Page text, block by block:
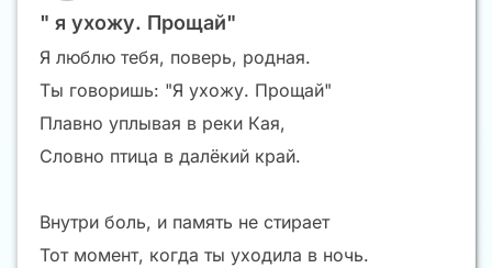
" я ухожу. Прощай"
Я люблю тебя, поверь, родная.
Ты говоришь: "Я ухожу. Прощай"
Плавно уплывая в реки Кая,
Словно птица в далёкий край.
Внутри боль, и память не стирает
Тот момент, когда ты уходила в ночь.